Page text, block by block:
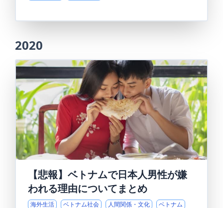
2020
【悲報】ベトナムで日本人男性が嫌
われる理由についてまとめ
海外生活 ベトナム社会 人間関係・文化
ベトナム